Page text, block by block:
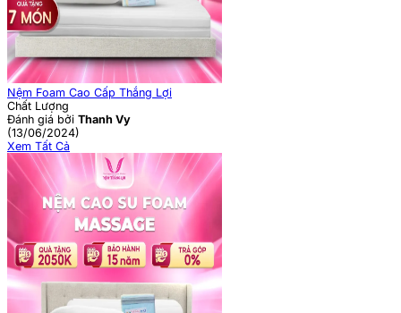
Nệm Foam Cao Cấp Thắng Lợi
Chất Lượng
Đánh giá bởi Thanh Vy
(13/06/2024)
Xem Tất Cả